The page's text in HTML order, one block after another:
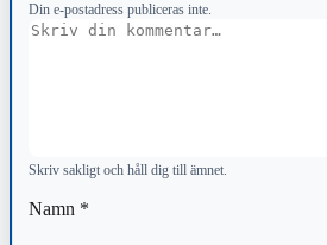
Din e-postadress publiceras inte.
Kommentar
Skriv sakligt och håll dig till ämnet.
Namn *